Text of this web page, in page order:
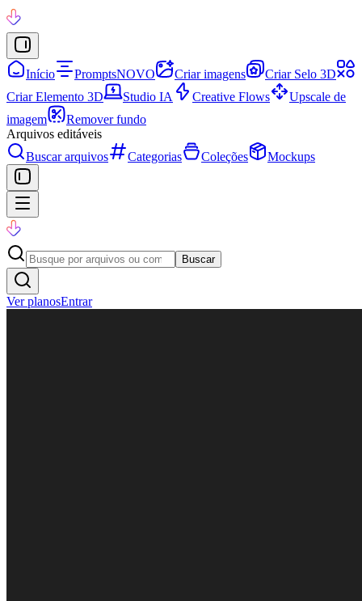
Início PromptsNOVO Criar imagens
Criar Selo 3D
Criar Elemento 3D
Studio IA Creative Flows
Upscale de
imagem
Remover fundo
Arquivos editáveis
Buscar arquivos
Categorias Coleções Mockups
Buscar
Ver planosEntrar